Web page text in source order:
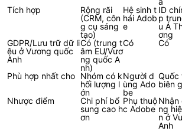
Tích hợp
Rộng rãi
(CRM, côn
g cụ sáng
tạo)
Hệ sinh t
hái Adob
e
ID
p
u Á
ơng
GDPR/Lưu trữ dữ li
ệu ở Vương quốc
Anh
Có (trung t
âm EU/Vươ
ng quốc A
nh)
Có Có
Phù hợp nhất cho Nhóm có k
hối lượng l
ớn
Người d
ùng Ado
be
Quốc
biên
Nhược điểm
Chi phí bổ
sung cao h
ơn
Phụ thuộ
c Adobe
Nhận
ng
n ở
Anh